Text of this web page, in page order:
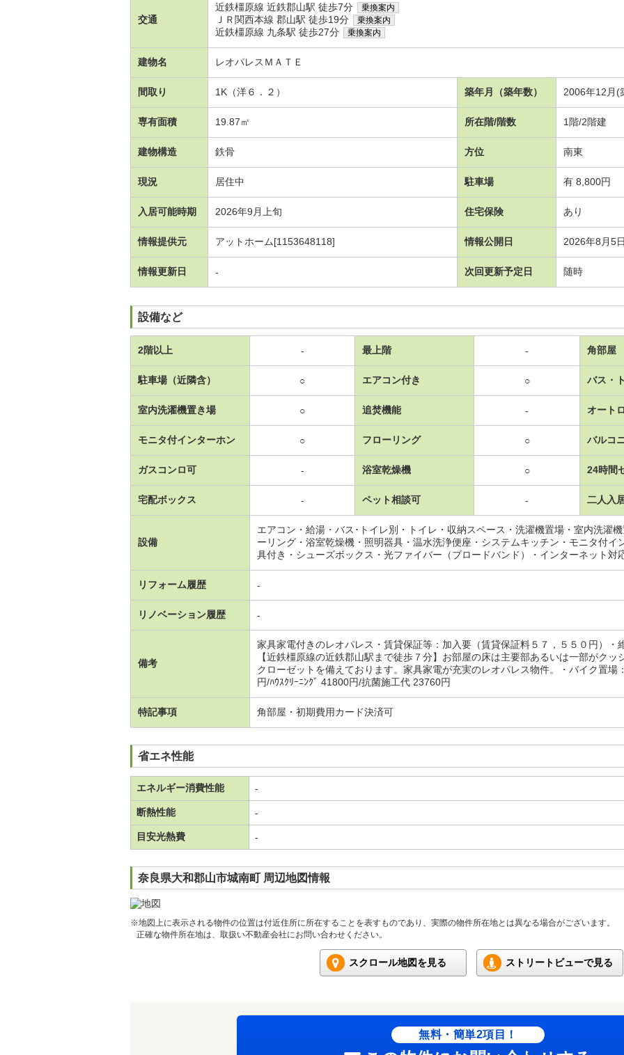
交通
近鉄橿原線 近鉄郡山駅 徒歩7分 乗換案内
ＪＲ関西本線 郡山駅 徒歩19分 乗換案内
近鉄橿原線 九条駅 徒歩27分 乗換案内
建物名 レオパレスＭＡＴＥ
間取り 1K（洋６．２） 築年月（築年数） 2006年12月(
専有面積 19.87㎡ 所在階/階数 1階/2階建
建物構造 鉄骨 方位 南東
現況 居住中 駐車場 有 8,800円
入居可能時期 2026年9月上旬 住宅保険 あり
情報提供元 アットホーム[1153648118] 情報公開日 2026年8月5日
情報更新日 - 次回更新予定日 随時
設備など
2階以上 - 最上階 - 角部屋
駐車場（近隣含） ○ エアコン付き ○ バス・
室内洗濯機置き場 ○ 追焚機能 - オート
モニタ付インターホン ○ フローリング ○ バルコ
ガスコンロ可 - 浴室乾燥機 ○ 24時間
宅配ボックス - ペット相談可 - 二人入
設備
エアコン・給湯・バス･トイレ別・トイレ・収納スペース・洗濯機置場・室内洗濯
ーリング・浴室乾燥機・照明器具・温水洗浄便座・システムキッチン・モニタ付イ
具付き・シューズボックス・光ファイバー（ブロードバンド）・インターネット対
リフォーム履歴 -
リノベーション履歴 -
備考
家具家電付きのレオパレス・賃貸保証等：加入要（賃貸保証料５７，５５０円）・
【近鉄橿原線の近鉄郡山駅まで徒歩７分】お部屋の床は主要部あるいは一部がク
クローゼットを備えております。家具家電が充実のレオパレス物件。・バイク置
円/ﾊｳｽｸﾘｰﾆﾝｸﾞ 41800円/抗菌施工代 23760円
特記事項 角部屋・初期費用カード決済可
省エネ性能
エネルギー消費性能 -
断熱性能 -
目安光熱費 -
奈良県大和郡山市城南町 周辺地図情報
※地図上に表示される物件の位置は付近住所に所在することを表すものであり、実際の物件所在地とは異なる場合がございます。
正確な物件所在地は、取扱い不動産会社にお問い合わせください。
スクロール地図を見る ストリートビューで見る
無料・簡単2項目！